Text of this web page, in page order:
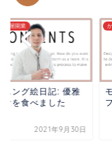
げ屋開業
ニング絵日記: 優雅
食を食べました
2021年9月30日